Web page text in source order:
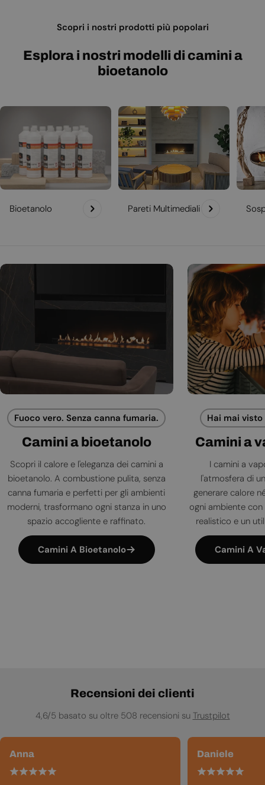
Scopri i nostri prodotti più popolari
Esplora i nostri modelli di camini a
bioetanolo
Bioetanolo Pareti Multimediali
Fuoco vero. Senza canna fumaria.
Camini a bioetanolo
Scopri il calore e l'eleganza dei camini a
bioetanolo. A combustione pulita, senza
canna fumaria e perfetti per gli ambienti
moderni, trasformano ogni stanza in uno
spazio accogliente e raffinato.
Camini A Bioetanolo
Hai mai
Camini a
I camini a
l'atmosfera di
generare calore
ogni ambiente
realistico e un
Camini A
Recensioni dei clienti
4,6/5 basato su oltre 508 recensioni su Trustpilot
Anna Daniele